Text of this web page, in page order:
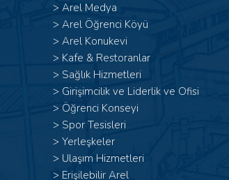
> Arel Medya
> Arel Öğrenci Köyü
> Arel Konukevi
> Kafe & Restoranlar
> Sağlık Hizmetleri
> Girişimcilik ve Liderlik ve Ofisi
> Öğrenci Konseyi
> Spor Tesisleri
> Yerleşkeler
> Ulaşım Hizmetleri
> Erişilebilir Arel